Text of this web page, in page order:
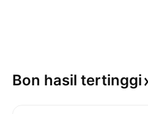
Bon hasil tertinggi